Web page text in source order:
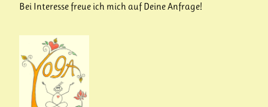
Bei Interesse freue ich mich auf Deine Anfrage!